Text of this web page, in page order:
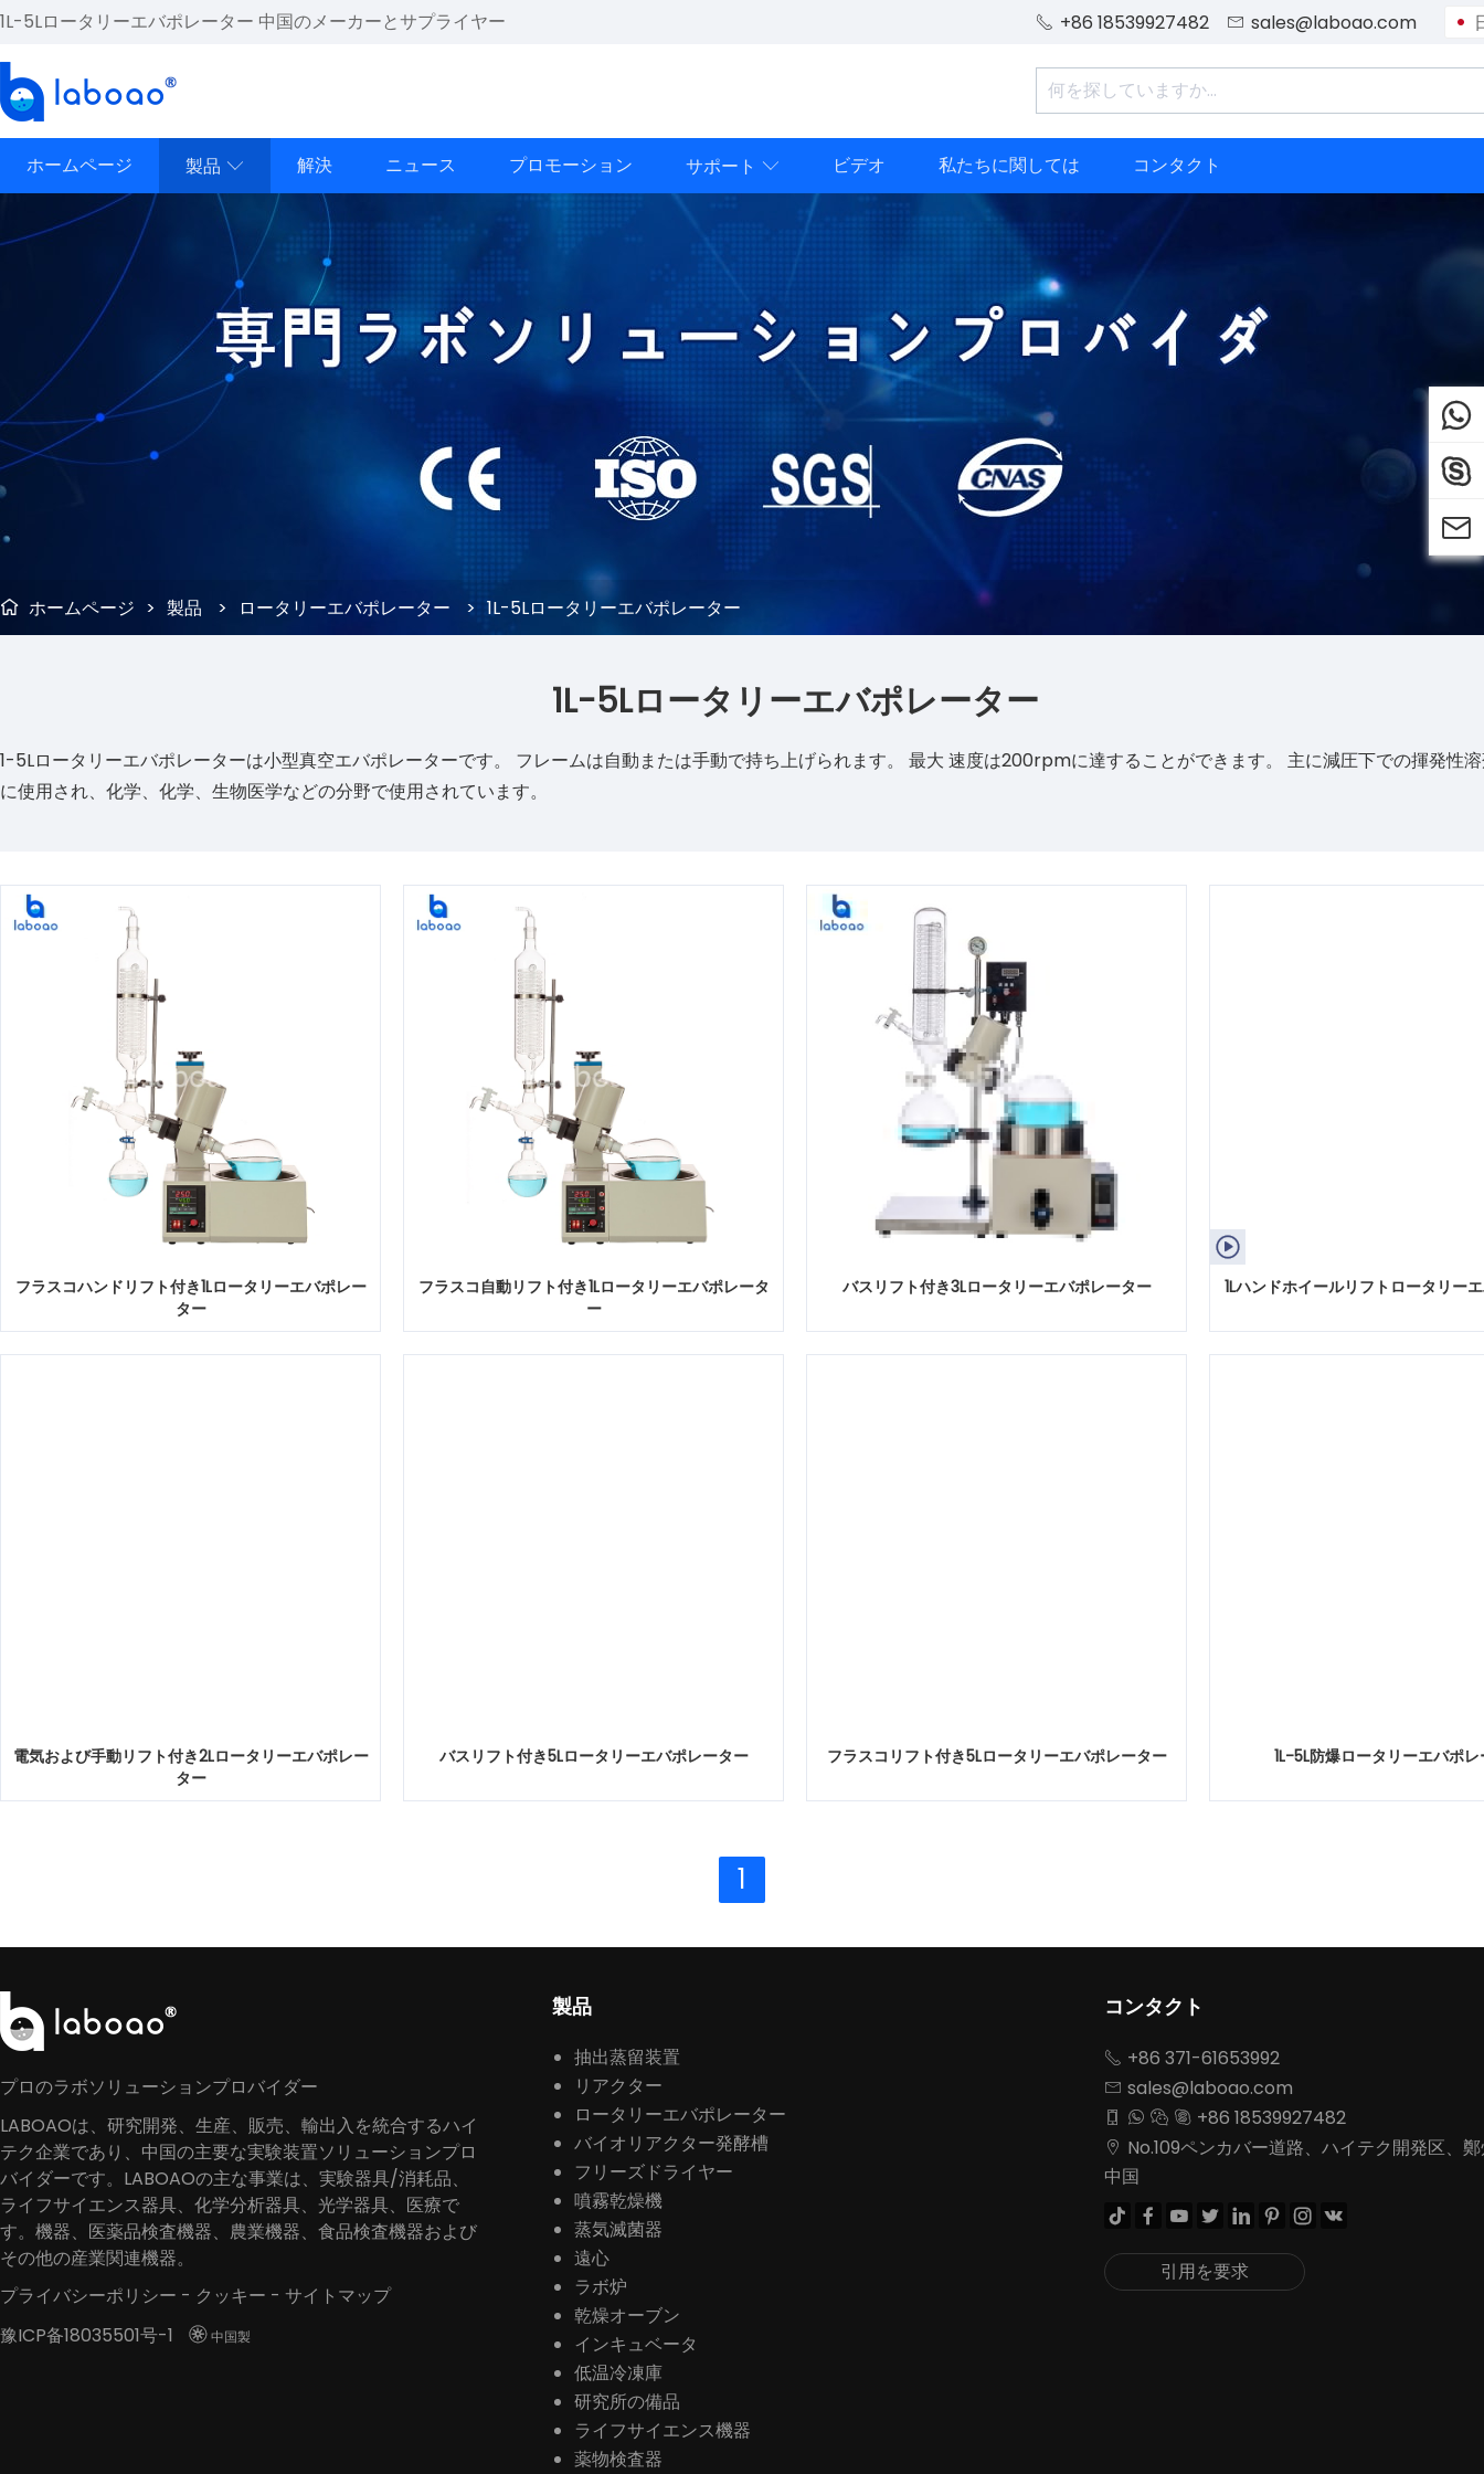
1L-5Lロータリーエバポレーター 中国のメーカーとサプライヤー  +86 18539927482  sales@laboao.com
ホームページ 製品  解決 ニュース プロモーション サポート  ビデオ 私たちに関しては コンタクト
 ホームページ > 製品 > ロータリーエバポレーター > 1L-5Lロータリーエバポレーター
1L-5Lロータリーエバポレーター
1-5Lロータリーエバポレーターは小型真空エバポレーターです。 フレームは自動または手動で持ち上げられます。 最大 速度は200rpmに達することができます。 主に減圧下での揮発性
に使用され、化学、化学、生物医学などの分野で使用されています。
フラスコハンドリフト付き1Lロータリーエバポレー
ター
フラスコ自動リフト付き1Lロータリーエバポレータ
ー
バスリフト付き3Lロータリーエバポレーター

1Lハンドホイールリフトロータリー
電気および手動リフト付き2Lロータリーエバポレー
ター
バスリフト付き5Lロータリーエバポレーター フラスコリフト付き5Lロータリーエバポレーター 1L-5L防爆ロータリーエバポ
1
プロのラボソリューションプロバイダー
LABOAOは、研究開発、生産、販売、輸出入を統合するハイ
テク企業であり、中国の主要な実験装置ソリューションプロ
バイダーです。LABOAOの主な事業は、実験器具/消耗品、
ライフサイエンス器具、化学分析器具、光学器具、医療で
す。機器、医薬品検査機器、農業機器、食品検査機器および
その他の産業関連機器。
プライバシーポリシー - クッキー - サイトマップ
豫ICP备18035501号-1
 中国製
製品
抽出蒸留装置
リアクター
ロータリーエバポレーター
バイオリアクター発酵槽
フリーズドライヤー
噴霧乾燥機
蒸気滅菌器
遠心
ラボ炉
乾燥オーブン
インキュベータ
低温冷凍庫
研究所の備品
ライフサイエンス機器
薬物検査器
コンタクト
 +86 371-61653992
 sales@laboao.com
    +86 18539927482
 No.109ペンカバー道路、ハイテク開発区、
中国
       
引用を要求


